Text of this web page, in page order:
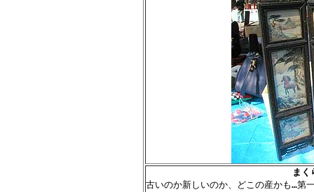
ま
古いのか新しいのか、どこの産かも…第